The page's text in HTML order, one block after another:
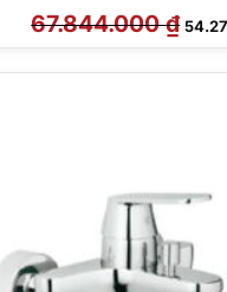
67.844.000₫ Giá
gốc
là: